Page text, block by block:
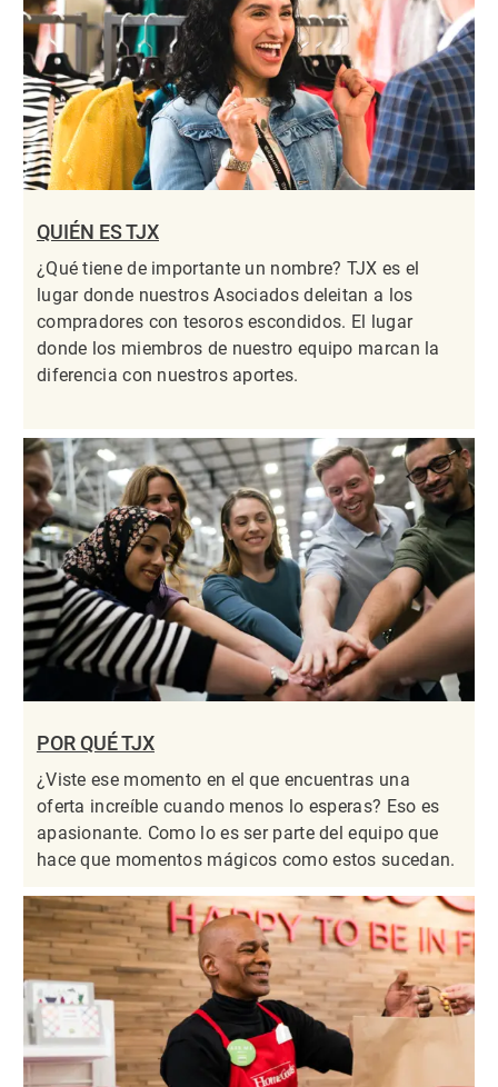
QUIÉN ES TJX
¿Qué tiene de importante un nombre? TJX es el
lugar donde nuestros Asociados deleitan a los
compradores con tesoros escondidos. El lugar
donde los miembros de nuestro equipo marcan la
diferencia con nuestros aportes.
POR QUÉ TJX
¿Viste ese momento en el que encuentras una
oferta increíble cuando menos lo esperas? Eso es
apasionante. Como lo es ser parte del equipo que
hace que momentos mágicos como estos sucedan.